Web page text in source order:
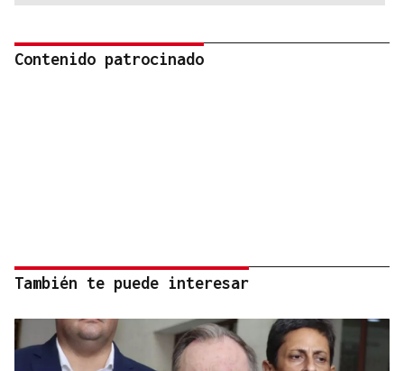
Contenido patrocinado
También te puede interesar